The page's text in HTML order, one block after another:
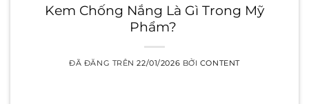
Kem Chống Nắng Là Gì Trong Mỹ
Phẩm?
ĐÃ ĐĂNG TRÊN22/01/2026 BỞI CONTENT